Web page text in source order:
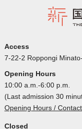
Access
7-22-2 Roppongi
Opening Hours
10:00 a.m.-6:00 p.m.
(Last admission 30
Opening Hours /
Closed